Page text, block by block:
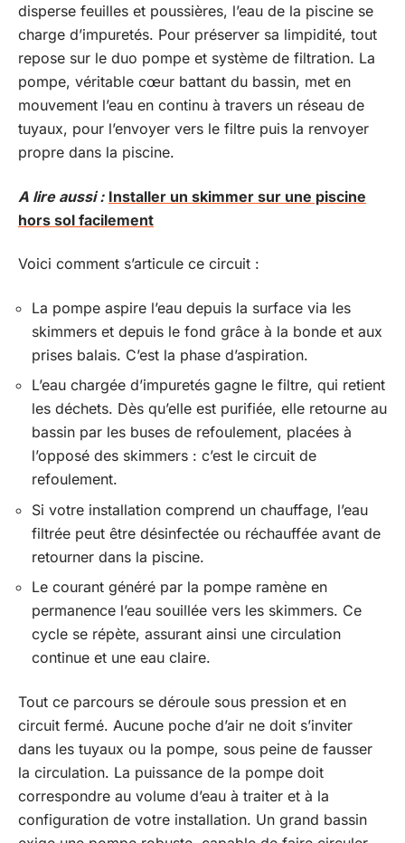
disperse feuilles et poussières, l’eau de la piscine se
charge d’impuretés. Pour préserver sa limpidité, tout
repose sur le duo pompe et système de filtration. La
pompe, véritable cœur battant du bassin, met en
mouvement l’eau en continu à travers un réseau de
tuyaux, pour l’envoyer vers le filtre puis la renvoyer
propre dans la piscine.
A lire aussi : Installer un skimmer sur une piscine
hors sol facilement
Voici comment s’articule ce circuit :
La pompe aspire l’eau depuis la surface via les
skimmers et depuis le fond grâce à la bonde et aux
prises balais. C’est la phase d’aspiration.
L’eau chargée d’impuretés gagne le filtre, qui retient
les déchets. Dès qu’elle est purifiée, elle retourne au
bassin par les buses de refoulement, placées à
l’opposé des skimmers : c’est le circuit de
refoulement.
Si votre installation comprend un chauffage, l’eau
filtrée peut être désinfectée ou réchauffée avant de
retourner dans la piscine.
Le courant généré par la pompe ramène en
permanence l’eau souillée vers les skimmers. Ce
cycle se répète, assurant ainsi une circulation
continue et une eau claire.
Tout ce parcours se déroule sous pression et en
circuit fermé. Aucune poche d’air ne doit s’inviter
dans les tuyaux ou la pompe, sous peine de fausser
la circulation. La puissance de la pompe doit
correspondre au volume d’eau à traiter et à la
configuration de votre installation. Un grand bassin